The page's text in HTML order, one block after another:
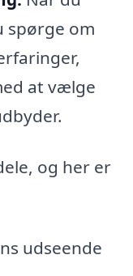
spørge om
at vælge
og her er
udseende